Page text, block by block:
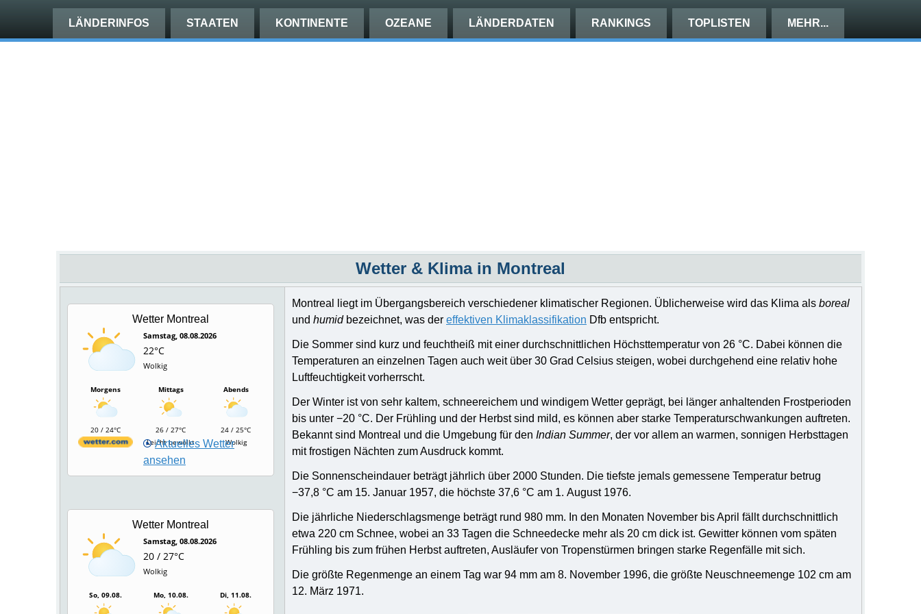
LÄNDERINFOS STAATEN KONTINENTE OZEANE LÄNDERDATEN RANKINGS TOPLISTEN MEHR...
Wetter & Klima in Montreal
Wetter Montreal
Samstag, 08.08.2026
22°C
Wolkig
Morgens
20 / 24°C
Wolkig
Mittags
26 / 27°C
Leicht bewölkt
Abends
24 / 25°C
Wolkig
Aktuelles Wetter
ansehen
Wetter Montreal
Samstag, 08.08.2026
20 / 27°C
Wolkig
So, 09.08. Mo, 10.08. Di, 11.08.
Montreal liegt im Übergangsbereich verschiedener klimatischer Regionen. Üblicherweise wird das Klima als boreal
und humidbezeichnet, was der effektiven Klimaklassifikation Dfb entspricht.
Die Sommer sind kurz und feuchtheiß mit einer durchschnittlichen Höchsttemperatur von 26 °C. Dabei können die
Temperaturen an einzelnen Tagen auch weit über 30 Grad Celsius steigen, wobei durchgehend eine relativ hohe
Luftfeuchtigkeit vorherrscht.
Der Winter ist von sehr kaltem, schneereichem und windigem Wetter geprägt, bei länger anhaltenden Frostperioden
bis unter −20 °C. Der Frühling und der Herbst sind mild, es können aber starke Temperaturschwankungen auftreten.
Bekannt sind Montreal und die Umgebung für den Indian Summer, der vor allem an warmen, sonnigen Herbsttagen
mit frostigen Nächten zum Ausdruck kommt.
Die Sonnenscheindauer beträgt jährlich über 2000 Stunden. Die tiefste jemals gemessene Temperatur betrug
−37,8 °C am 15. Januar 1957, die höchste 37,6 °C am 1. August 1976.
Die jährliche Niederschlagsmenge beträgt rund 980 mm. In den Monaten November bis April fällt durchschnittlich
etwa 220 cm Schnee, wobei an 33 Tagen die Schneedecke mehr als 20 cm dick ist. Gewitter können vom späten
Frühling bis zum frühen Herbst auftreten, Ausläufer von Tropenstürmen bringen starke Regenfälle mit sich.
Die größte Regenmenge an einem Tag war 94 mm am 8. November 1996, die größte Neuschneemenge 102 cm am
12. März 1971.